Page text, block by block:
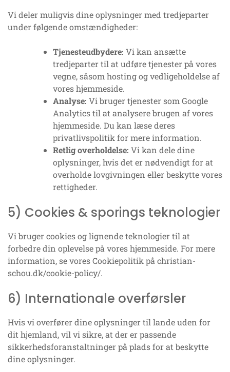
Vi deler muligvis dine oplysninger med tredjeparter
under følgende omstændigheder:
Tjenesteudbydere: Vi kan ansætte
tredjeparter til at udføre tjenester på vores
vegne, såsom hosting og vedligeholdelse af
vores hjemmeside.
Analyse: Vi bruger tjenester som Google
Analytics til at analysere brugen af vores
hjemmeside. Du kan læse deres
privatlivspolitik for mere information.
Retlig overholdelse: Vi kan dele dine
oplysninger, hvis det er nødvendigt for at
overholde lovgivningen eller beskytte vores
rettigheder.
5) Cookies & sporings teknologier
Vi bruger cookies og lignende teknologier til at
forbedre din oplevelse på vores hjemmeside. For mere
information, se vores Cookiepolitik på christian-
schou.dk/cookie-policy/.
6) Internationale overførsler
Hvis vi overfører dine oplysninger til lande uden for
dit hjemland, vil vi sikre, at der er passende
sikkerhedsforanstaltninger på plads for at beskytte
dine oplysninger.